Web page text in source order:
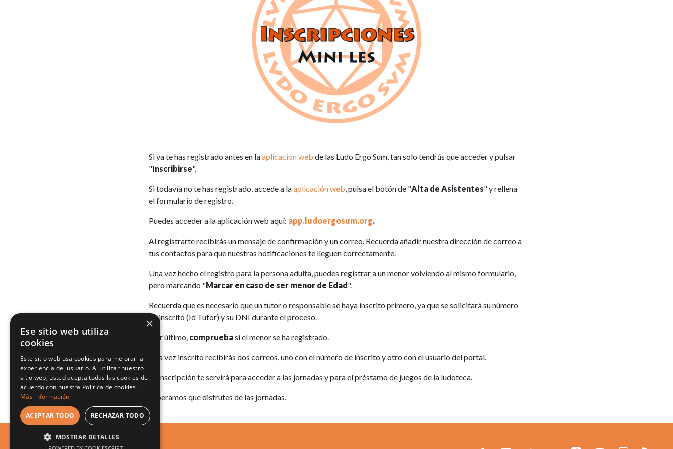
Si ya te has registrado antes en laaplicación web de las Ludo Ergo Sum, tan solo tendrás que acceder y pulsar
"Inscribirse".
Si todavía no te has registrado, accede a laaplicación web, pulsa el botón de "Alta de Asistentes" y rellena
el formulario de registro.
Puedes acceder a la aplicación web aquí: app.ludoergosum.org.
Al registrarte recibirás un mensaje de confirmación y un correo. Recuerda añadir nuestra dirección de correo a
tus contactos para que nuestras notificaciones te lleguen correctamente.
Una vez hecho el registro para la persona adulta, puedes registrar a un menor volviendo al mismo formulario,
pero marcando "Marcar en caso de ser menor de Edad".
Recuerda que es necesario que un tutor o responsable se haya inscrito primero, ya que se solicitará su número
de inscrito (Id Tutor) y su DNI durante el proceso.
Por último, compruebasi el menor se ha registrado.
Una vez inscrito recibirás dos correos, uno con el número de inscrito y otro con el usuario del portal.
La inscripción te servirá para acceder a las jornadas y para el préstamo de juegos de la ludoteca.
Esperamos que disfrutes de las jornadas.
LUDO ERGO SUM
×
Ese sitio web utiliza
cookies
Este sitio web usa cookies para mejorar la
experiencia del usuario. Al utilizar nuestro
sitio web, usted acepta todas las cookies de
acuerdo con nuestra Política de cookies.
Más información
ACEPTAR TODO RECHAZAR TODO
MOSTRAR DETALLES